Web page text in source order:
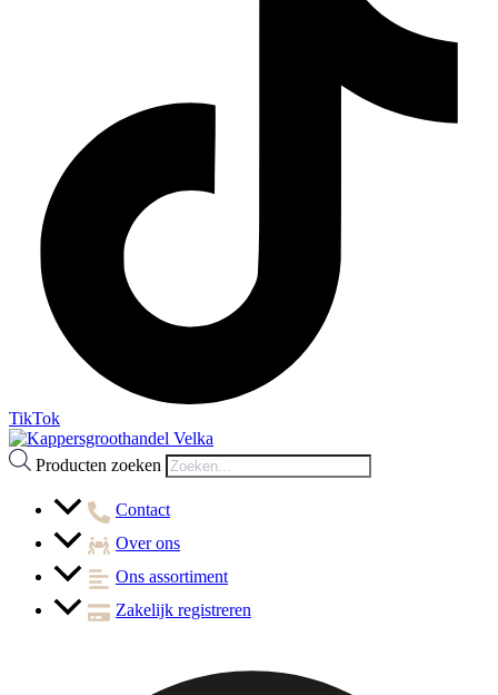
TikTok
Producten zoeken
Contact
Over ons
Ons assortiment
Zakelijk registreren